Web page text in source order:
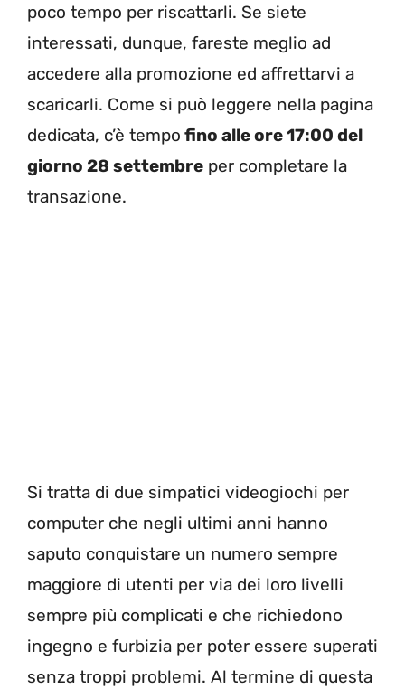
poco tempo per riscattarli. Se siete
interessati, dunque, fareste meglio ad
accedere alla promozione ed affrettarvi a
scaricarli. Come si può leggere nella pagina
dedicata, c’è tempo fino alle ore 17:00 del
giorno 28 settembre per completare la
transazione.
Si tratta di due simpatici videogiochi per
computer che negli ultimi anni hanno
saputo conquistare un numero sempre
maggiore di utenti per via dei loro livelli
sempre più complicati e che richiedono
ingegno e furbizia per poter essere superati
senza troppi problemi. Al termine di questa